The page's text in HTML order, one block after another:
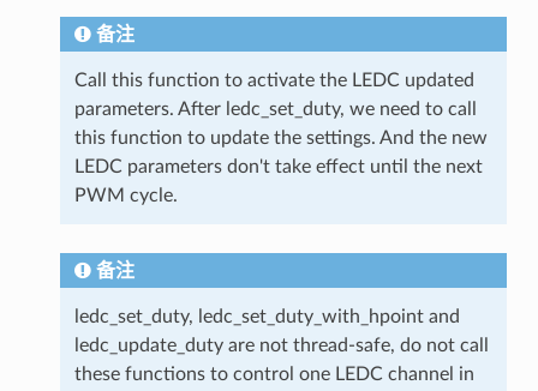
备注
Call this function to activate the LEDC updated
parameters. After ledc_set_duty, we need to call
this function to update the settings. And the new
LEDC parameters don't take effect until the next
PWM cycle.
备注
ledc_set_duty, ledc_set_duty_with_hpoint and
ledc_update_duty are not thread-safe, do not call
these functions to control one LEDC channel in